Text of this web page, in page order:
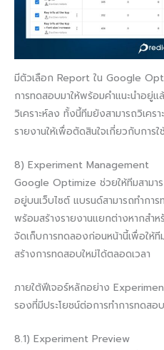
มีตัวเลือก Report ใน Google
การทดสอบมาให้พร้อมคำแนะนำอยู่แ
วิเคราะห์ลง ทั้งนี้ทีมยังสามารถวิเคร
รายงานให้เพื่อตัดสินใจเกี่ยวกับการ
8) Experiment Management
Google Optimize ช่วยให้ทีมสามา
อยู่บนเว็บไซต์ แบรนด์สามารถทำกา
พร้อมสร้างรายงานแยกต่างหากสำ
จัดเก็บการทดลองก่อนหน้านี้เพื่อให้
สร้างการทดสอบใหม่ได้ตลอดเวลา
ภายใต้ฟีเจอร์หลักอย่าง
รองที่มีประโยชน์ต่อการทำการทดสอ
8.1) Experiment Preview